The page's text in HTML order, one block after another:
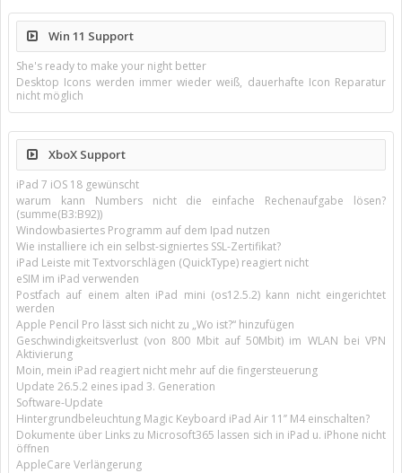
Win 11 Support
She's ready to make your night better
Desktop Icons werden immer wieder weiß, dauerhafte Icon Reparatur
nicht möglich
XboX Support
iPad 7 iOS 18 gewünscht
warum kann Numbers nicht die einfache Rechenaufgabe lösen?
(summe(B3:B92))
Windowbasiertes Programm auf dem Ipad nutzen
Wie installiere ich ein selbst-signiertes SSL-Zertifikat?
iPad Leiste mit Textvorschlägen (QuickType) reagiert nicht
eSIM im iPad verwenden
Postfach auf einem alten iPad mini (os12.5.2) kann nicht eingerichtet
werden
Apple Pencil Pro lässt sich nicht zu „Wo ist?“ hinzufügen
Geschwindigkeitsverlust (von 800 Mbit auf 50Mbit) im WLAN bei VPN
Aktivierung
Moin, mein iPad reagiert nicht mehr auf die fingersteuerung
Update 26.5.2 eines ipad 3. Generation
Software-Update
Hintergrundbeleuchtung Magic Keyboard iPad Air 11’’ M4 einschalten?
Dokumente über Links zu Microsoft365 lassen sich in iPad u. iPhone nicht
öffnen
AppleCare Verlängerung